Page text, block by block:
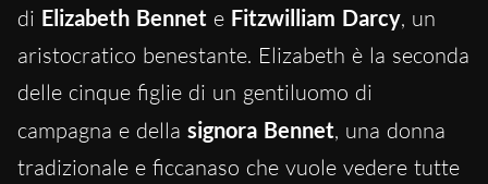
di Elizabeth Bennet e Fitzwilliam Darcy, un
aristocratico benestante. Elizabeth è la seconda
delle cinque figlie di un gentiluomo di
campagna e della signora Bennet, una donna
tradizionale e ficcanaso che vuole vedere tutte